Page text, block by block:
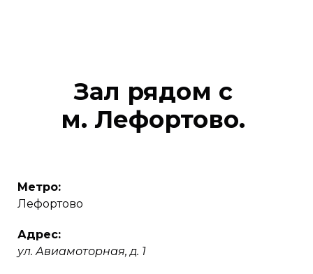
Зал рядом с
м. Лефортово.
Метро:
Лефортово
Адрес:
ул. Авиамоторная, д. 1